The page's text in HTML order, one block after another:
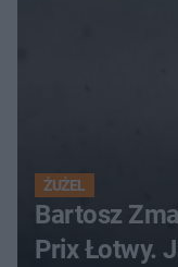
ŻUŻEL
Bartosz
Prix Łotwy.